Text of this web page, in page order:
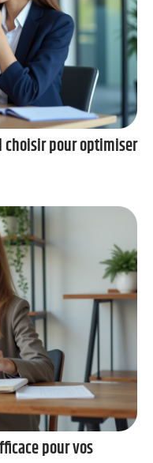
choisir pour optimiser
pour vos